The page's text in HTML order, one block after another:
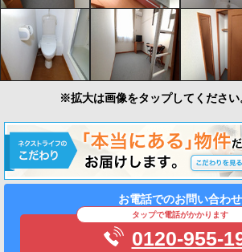
※拡大は画像をタップしてください
お電話でのお問い合わせ
タップで電話がかかります
0120-955-